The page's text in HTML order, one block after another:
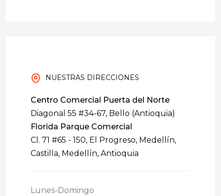
NUESTRAS DIRECCIONES
Centro Comercial Puerta del Norte
Diagonal 55 #34-67, Bello (Antioquia)
Florida Parque Comercial
Cl. 71 #65 - 150, El Progreso, Medellín,
Castilla, Medellín, Antioquia
Lunes-Domingo